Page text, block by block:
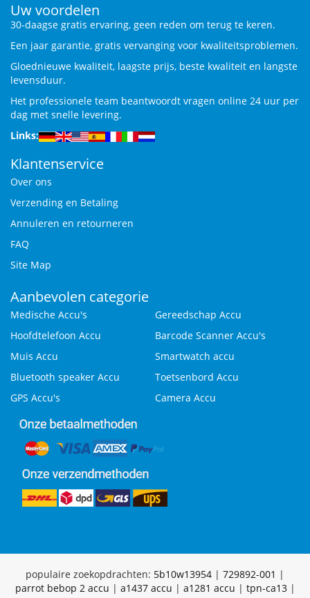
Uw voordelen
30-daagse gratis ervaring, geen reden om terug te keren.
Een jaar garantie, gratis vervanging voor kwaliteitsproblemen.
Gloednieuwe kwaliteit, laagste prijs, beste kwaliteit en langste
levensduur.
Het professionele team beantwoordt vragen online 24 uur per
dag met snelle levering.
Links:
Klantenservice
Over ons
Verzending en Betaling
Annuleren en retourneren
FAQ
Site Map
Aanbevolen categorie
Medische Accu's
Gereedschap Accu
Hoofdtelefoon Accu
Barcode Scanner Accu's
Muis Accu
Smartwatch accu
Bluetooth speaker Accu
Toetsenbord Accu
GPS Accu's
Camera Accu
populaire zoekopdrachten: 5b10w13954 | 729892-001 |
parrot bebop 2 accu | a1437 accu | a1281 accu | tpn-ca13|